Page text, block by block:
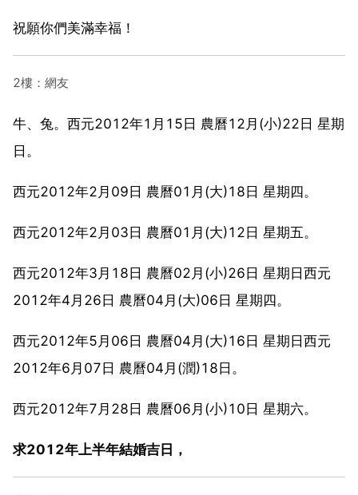
祝願你們美滿幸福！
2樓：網友
牛、兔。西元2012年1月15日 農曆12月(小)22日 星期
日。
西元2012年2月09日 農曆01月(大)18日 星期四。
西元2012年2月03日 農曆01月(大)12日 星期五。
西元2012年3月18日 農曆02月(小)26日 星期日西元
2012年4月26日 農曆04月(大)06日 星期四。
西元2012年5月06日 農曆04月(大)16日 星期日西元
2012年6月07日 農曆04月(潤)18日。
西元2012年7月28日 農曆06月(小)10日 星期六。
求2012年上半年結婚吉日，